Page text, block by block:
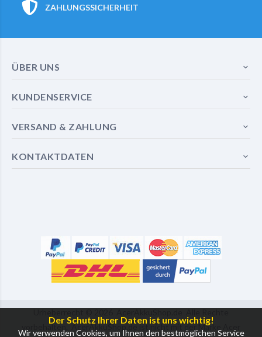
ZAHLUNGSSICHERHEIT
ÜBER UNS
KUNDENSERVICE
VERSAND & ZAHLUNG
KONTAKTDATEN
vorbehalten. AcerAkkuShop.de ist nicht mit der Marke Acer
Der Schutz Ihrer Daten ist uns wichtig!
Wir verwenden Cookies, um Ihnen den bestmöglichen Service